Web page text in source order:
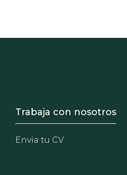
Footer -
Trabaja con nosotros
Envia tu CV